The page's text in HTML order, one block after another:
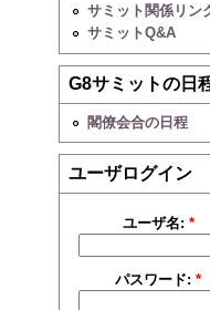
サミット関係リン
サミットQ&A
G8サミットの日
閣僚会合の日程
ユーザログイン
ユーザ名: *
パスワード:*